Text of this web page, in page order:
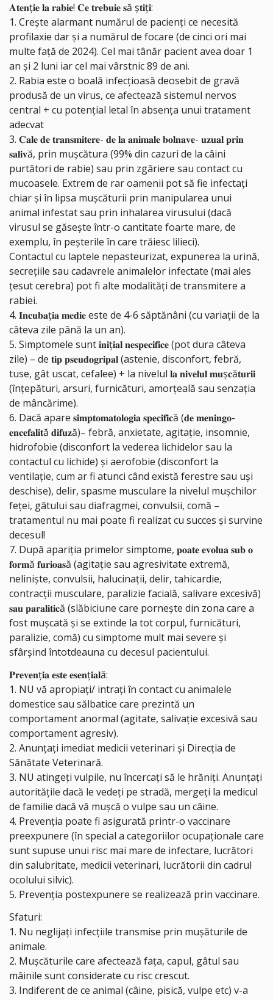
𝐀𝐭𝐞𝐧ț𝐢𝐞 𝐥𝐚 𝐫𝐚𝐛𝐢𝐞! 𝐂𝐞 𝐭𝐫𝐞𝐛𝐮𝐢𝐞 𝐬ă ș𝐭𝐢ț𝐢:
1. Crește alarmant numărul de pacienți ce necesită
profilaxie dar și a numărul de focare (de cinci ori mai
multe față de 2024). Cel mai tânăr pacient avea doar 1
an și 2 luni iar cel mai vârstnic 89 de ani.
2. Rabia este o boală infecţioasă deosebit de gravă
produsă de un virus, ce afectează sistemul nervos
central + cu potențial letal în absența unui tratament
adecvat
3. 𝐂𝐚𝐥𝐞 𝐝𝐞 𝐭𝐫𝐚𝐧𝐬𝐦𝐢𝐭𝐞𝐫𝐞- 𝐝𝐞 𝐥𝐚 𝐚𝐧𝐢𝐦𝐚𝐥𝐞 𝐛𝐨𝐥𝐧𝐚𝐯𝐞- 𝐮𝐳𝐮𝐚𝐥 𝐩𝐫𝐢𝐧
𝐬𝐚𝐥𝐢𝐯ă, prin muşcătura (99% din cazuri de la câini
purtători de rabie) sau prin zgâriere sau contact cu
mucoasele. Extrem de rar oamenii pot să fie infectați
chiar și în lipsa mușcăturii prin manipularea unui
animal infestat sau prin inhalarea virusului (dacă
virusul se găsește într-o cantitate foarte mare, de
exemplu, în peșterile în care trăiesc lilieci).
Contactul cu laptele nepasteurizat, expunerea la urină,
secrețiile sau cadavrele animalelor infectate (mai ales
țesut cerebra) pot fi alte modalități de transmitere a
rabiei.
4. 𝐈𝐧𝐜𝐮𝐛𝐚ț𝐢𝐚 𝐦𝐞𝐝𝐢𝐞 este de 4-6 săptănâni (cu variații de la
câteva zile până la un an).
5. Simptomele sunt 𝐢𝐧𝐢ț𝐢𝐚𝐥 𝐧𝐞𝐬𝐩𝐞𝐜𝐢𝐟𝐢𝐜𝐞 (pot dura câteva
zile) – de 𝐭𝐢𝐩 𝐩𝐬𝐞𝐮𝐝𝐨𝐠𝐫𝐢𝐩𝐚𝐥 (astenie, disconfort, febră,
tuse, gât uscat, cefalee) + la nivelul 𝐥𝐚 𝐧𝐢𝐯𝐞𝐥𝐮𝐥 𝐦𝐮ș𝐜ă𝐭𝐮𝐫𝐢𝐢
(înțepături, arsuri, furnicături, amorţeală sau senzația
de mâncărime).
6. Dacă apare 𝐬𝐢𝐦𝐩𝐭𝐨𝐦𝐚𝐭𝐨𝐥𝐨𝐠𝐢𝐚 𝐬𝐩𝐞𝐜𝐢𝐟𝐢𝐜ă (𝐝𝐞 𝐦𝐞𝐧𝐢𝐧𝐠𝐨-
𝐞𝐧𝐜𝐞𝐟𝐚𝐥𝐢𝐭ă 𝐝𝐢𝐟𝐮𝐳ă)– febră, anxietate, agitaţie, insomnie,
hidrofobie (disconfort la vederea lichidelor sau la
contactul cu lichide) și aerofobie (disconfort la
ventilație, cum ar fi atunci când există ferestre sau uși
deschise), delir, spasme musculare la nivelul mușchilor
feţei, gâtului sau diafragmei, convulsii, comă –
tratamentul nu mai poate fi realizat cu succes şi survine
decesul!
7. După apariția primelor simptome, 𝐩𝐨𝐚𝐭𝐞 𝐞𝐯𝐨𝐥𝐮𝐚 𝐬𝐮𝐛 𝐨
𝐟𝐨𝐫𝐦ă 𝐟𝐮𝐫𝐢𝐨𝐚𝐬ă (agitație sau agresivitate extremă,
neliniște, convulsii, halucinații, delir, tahicardie,
contracții musculare, paralizie facială, salivare excesivă)
𝐬𝐚𝐮 𝐩𝐚𝐫𝐚𝐥𝐢𝐭𝐢𝐜ă (slăbiciune care pornește din zona care a
fost mușcată și se extinde la tot corpul, furnicături,
paralizie, comă) cu simptome mult mai severe și
sfârșind întotdeauna cu decesul pacientului.
𝐏𝐫𝐞𝐯𝐞𝐧ț𝐢𝐚 𝐞𝐬𝐭𝐞 𝐞𝐬𝐞𝐧ț𝐢𝐚𝐥ă:
1. NU vă apropiați/ intrați în contact cu animalele
domestice sau sălbatice care prezintă un
comportament anormal (agitate, salivație excesivă sau
comportament agresiv).
2. Anunțați imediat medicii veterinari şi Direcţia de
Sănătate Veterinară.
3. NU atingeți vulpile, nu încercați să le hrăniți. Anunțați
autoritățile dacă le vedeți pe stradă, mergeți la medicul
de familie dacă vă mușcă o vulpe sau un câine.
4. Prevenţia poate fi asigurată printr-o vaccinare
preexpunere (în special a categoriilor ocupaţionale care
sunt supuse unui risc mai mare de infectare, lucrători
din salubritate, medicii veterinari, lucrătorii din cadrul
ocolului silvic).
5. Prevenţia postexpunere se realizează prin vaccinare.
Sfaturi:
1. Nu neglijați infecțiile transmise prin mușăturile de
animale.
2. Mușcăturile care afectează fața, capul, gâtul sau
mâinile sunt considerate cu risc crescut.
3. Indiferent de ce animal (câine, pisică, vulpe etc) v-a